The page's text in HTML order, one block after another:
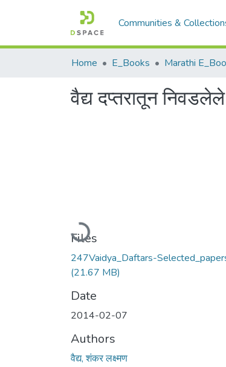
Communities &
Home E_Books Marathi
वैद्य दप्तरातून
Loading...
Files
247Vaidya_Daftars-
(21.67 MB)
Date
2014-02-07
Authors
वैद्य, शंकर लक्ष्मण